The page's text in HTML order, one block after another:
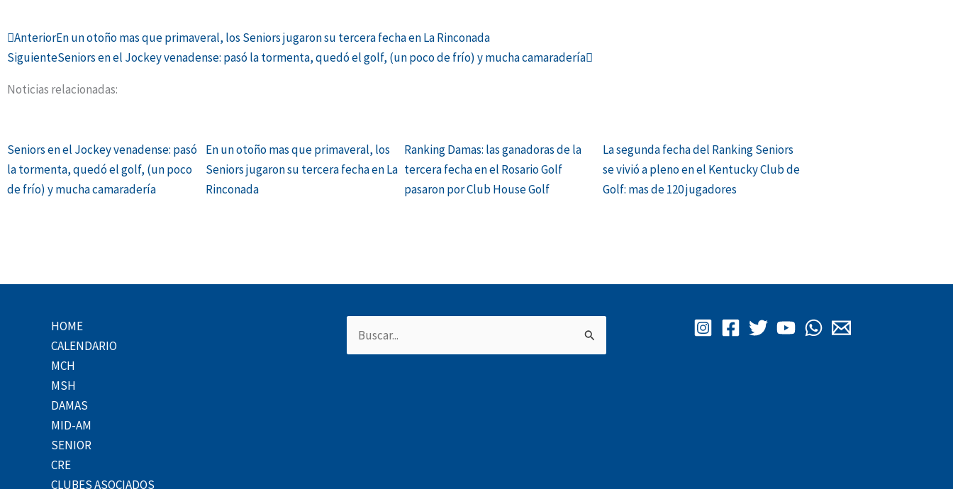
Ant
AnteriorEn un otoño mas que primaveral, los Seniors jugaron su tercera fecha en La Rinconada
SiguienteSeniors en el Jockey venadense: pasó la tormenta, quedó el golf, (un poco de frío) y mucha camaradería
Noticias relacionadas:
Seniors en el Jockey venadense: pasó
la tormenta, quedó el golf, (un poco
de frío) y mucha camaradería
En un otoño mas que primaveral, los
Seniors jugaron su tercera fecha en La
Rinconada
Ranking Damas: las ganadoras de la
tercera fecha en el Rosario Golf
pasaron por Club House Golf
La segunda fecha del Ranking Seniors
se vivió a pleno en el Kentucky Club de
Golf: mas de 120 jugadores
HOME
CALENDARIO
MCH
MSH
DAMAS
MID-AM
SENIOR
CRE
CLUBES ASOCIADOS
Buscar
por: